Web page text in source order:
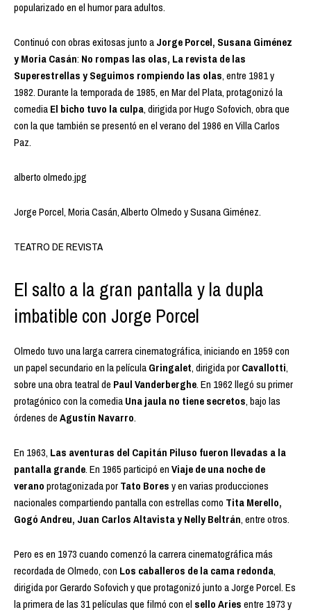
popularizado en el humor para adultos.
Continuó con obras exitosas junto aJorge Porcel, Susana Giménez
y Moria Casán: No rompas las olas, La revista de las
Superestrellas y Seguimos rompiendo las olas, entre 1981 y
1982. Durante la temporada de 1985, en Mar del Plata, protagonizó la
comediaEl bicho tuvo la culpa, dirigida por Hugo Sofovich, obra que
con la que también se presentó en el verano del 1986 en Villa Carlos
Paz.
alberto olmedo.jpg
Jorge Porcel, Moria Casán, Alberto Olmedo y Susana Giménez.
TEATRO DE REVISTA
El salto a la gran pantalla y la dupla
imbatible con Jorge Porcel
Olmedo tuvo una larga carrera cinematográfica, iniciando en 1959 con
un papel secundario en la películaGringalet, dirigida porCavallotti,
sobre una obra teatral de Paul Vanderberghe. En 1962 llegó su primer
protagónico con la comediaUna jaula no tiene secretos, bajo las
órdenes deAgustín Navarro.
En 1963, Las aventuras del Capitán Piluso fueron llevadas a la
pantalla grande. En 1965 participó enViaje de una noche de
veranoprotagonizada porTato Boresy en varias producciones
nacionales compartiendo pantalla con estrellas como Tita Merello,
Gogó Andreu, Juan Carlos Altavista y Nelly Beltrán, entre otros.
Pero es en 1973 cuando comenzó la carrera cinematográfica más
recordada de Olmedo, con Los caballeros de la cama redonda,
dirigida por Gerardo Sofovich y que protagonizó junto a Jorge Porcel. Es
la primera de las 31 películas que filmó con el sello Ariesentre 1973 y